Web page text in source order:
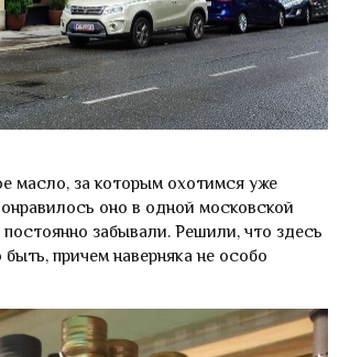
масло, за которым охотимся уже
оно в одной московской
забывали. Решили, что здесь
причем наверняка не особо